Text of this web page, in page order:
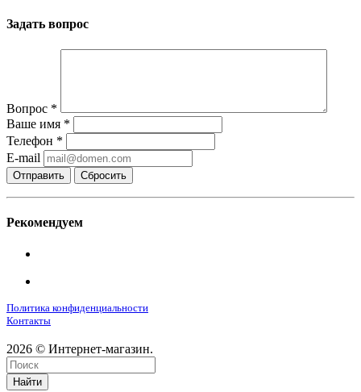
Задать вопрос
Вопрос *
Ваше имя *
Телефон *
E-mail
Сбросить
Рекомендуем
Политика конфиденциальности
Контакты
2026 © Интернет-магазин.
Найти